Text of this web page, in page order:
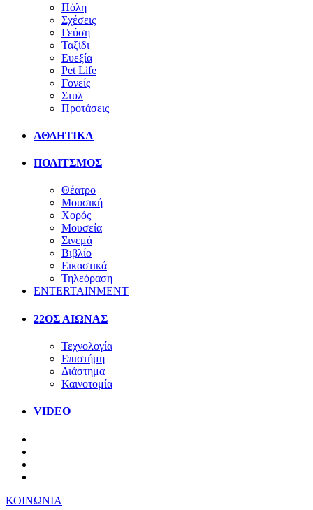
Πόλη
Σχέσεις
Γεύση
Ταξίδι
Ευεξία
Pet Life
Γονείς
Στυλ
Προτάσεις
ΑΘΛΗΤΙΚΑ
ΠΟΛΙΤΣΜΟΣ
Θέατρο
Μουσική
Χορός
Μουσεία
Σινεμά
Βιβλίο
Εικαστικά
Τηλεόραση
ENTERTAINMENT
22ΟΣ ΑΙΩΝΑΣ
Τεχνολογία
Επιστήμη
Διάστημα
Καινοτομία
VIDEO
ΚΟΙΝΩΝΙΑ